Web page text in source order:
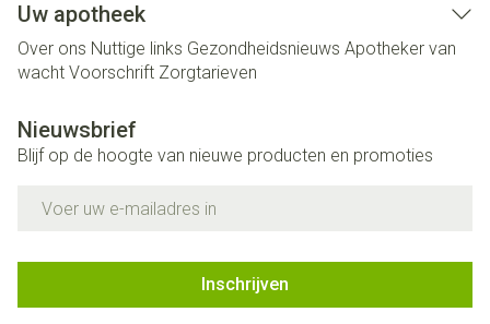
Uw apotheek
Over ons Nuttige links Gezondheidsnieuws Apotheker van
wacht Voorschrift Zorgtarieven
Nieuwsbrief
Blijf op de hoogte van nieuwe producten en promoties
Inschrijven